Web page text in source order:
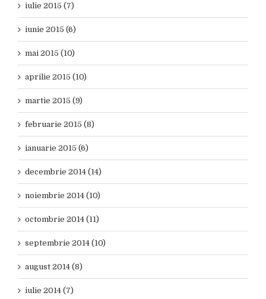
iulie 2015 (7)
iunie 2015 (6)
mai 2015 (10)
aprilie 2015 (10)
martie 2015 (9)
februarie 2015 (8)
ianuarie 2015 (6)
decembrie 2014 (14)
noiembrie 2014 (10)
octombrie 2014 (11)
septembrie 2014 (10)
august 2014 (8)
iulie 2014 (7)